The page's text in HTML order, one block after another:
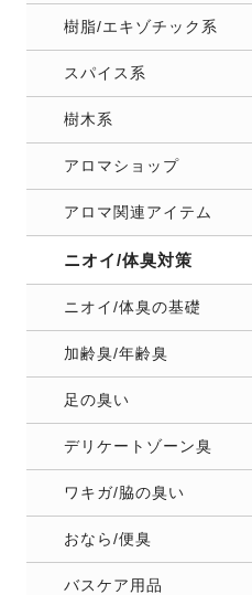
樹脂/エキゾチック系
スパイス系
樹木系
アロマショップ
アロマ関連アイテム
ニオイ/体臭対策
ニオイ/体臭の基礎
加齢臭/年齢臭
足の臭い
デリケートゾーン臭
ワキガ/脇の臭い
おなら/便臭
バスケア用品